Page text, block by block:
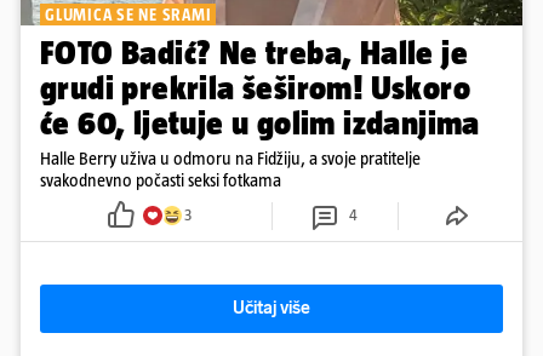
GLUMICA SE NE SRAMI
FOTO Badić? Ne treba, Halle je
grudi prekrila šeširom! Uskoro
će 60, ljetuje u golim izdanjima
Halle Berry uživa u odmoru na Fidžiju, a svoje pratitelje
svakodnevno počasti seksi fotkama
3 4
Učitaj više